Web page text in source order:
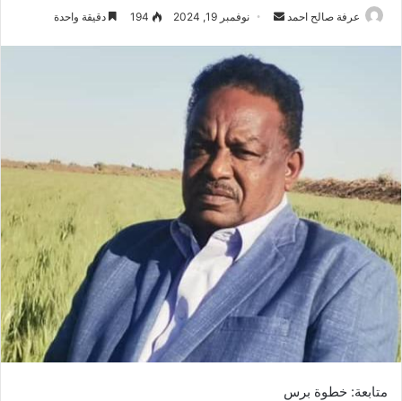
عرفة صالح احمد
س
ب
د
إ
ك
ت
ر
و
ي
نوفمبر 19, 2024 194 دقيقة واحدة
متابعة: خطوة برس